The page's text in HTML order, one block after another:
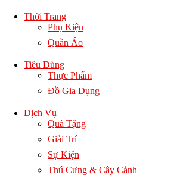
Thời Trang
Phụ Kiện
Quần Áo
Tiêu Dùng
Thực Phẩm
Đồ Gia Dụng
Dịch Vụ
Quà Tặng
Giải Trí
Sự Kiện
Thú Cưng & Cây Cảnh